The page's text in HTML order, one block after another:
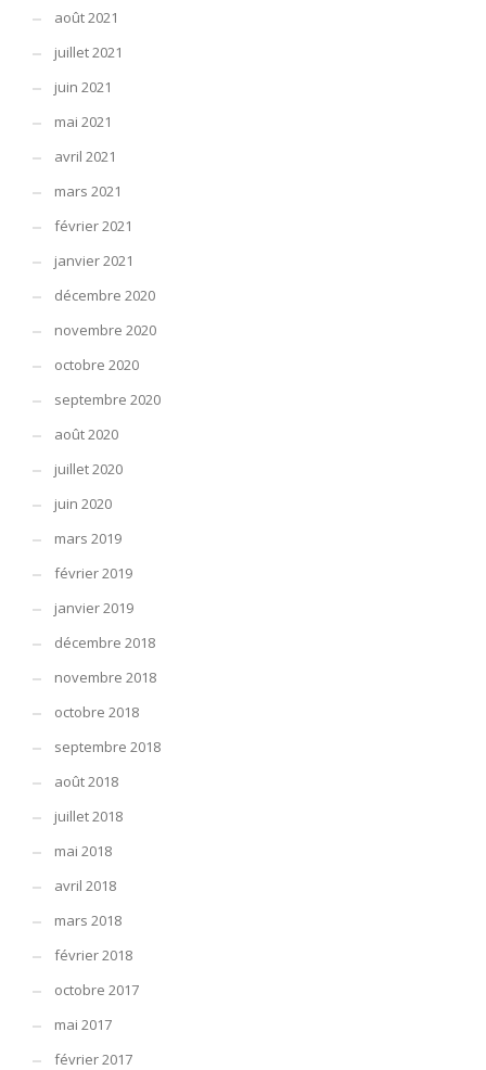
août 2021
juillet 2021
juin 2021
mai 2021
avril 2021
mars 2021
février 2021
janvier 2021
décembre 2020
novembre 2020
octobre 2020
septembre 2020
août 2020
juillet 2020
juin 2020
mars 2019
février 2019
janvier 2019
décembre 2018
novembre 2018
octobre 2018
septembre 2018
août 2018
juillet 2018
mai 2018
avril 2018
mars 2018
février 2018
octobre 2017
mai 2017
février 2017